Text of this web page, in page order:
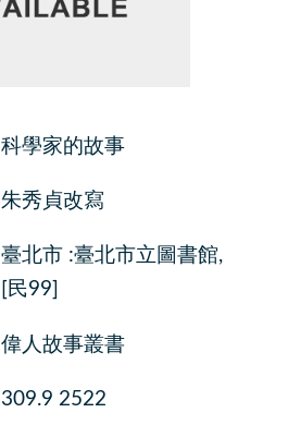
科學家的故事
朱秀貞改寫
臺北市 :臺北市立圖書館,
[民99]
偉人故事叢書
309.9 2522